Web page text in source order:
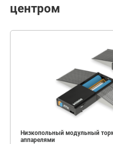
центром
Низкопольный модульный
аппарелями